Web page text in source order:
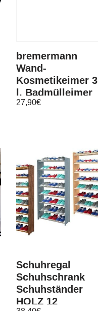
bremermann
Wand-
Kosmetikeimer 3
l, Badmülleimer
2-Wege-Montage,
27,90€
Schuhregal
Schuhschrank
Schuhständer
HOLZ 12